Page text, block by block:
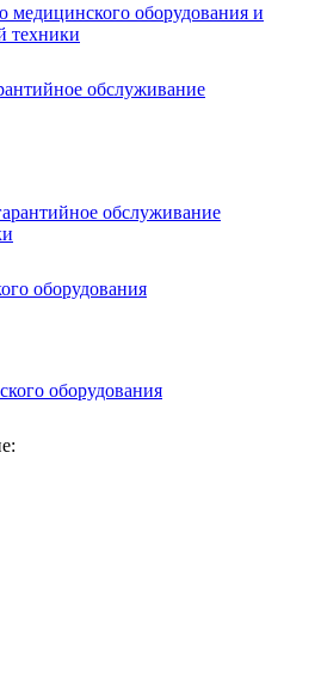
медицинского оборудования и
техники
обслуживание
оборудования